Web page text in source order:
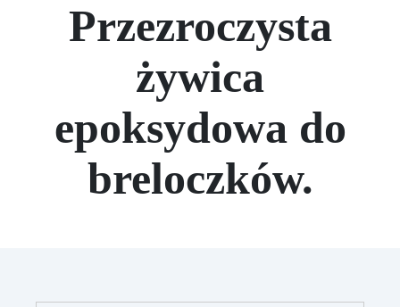
Przezroczysta
żywica
epoksydowa do
breloczków.